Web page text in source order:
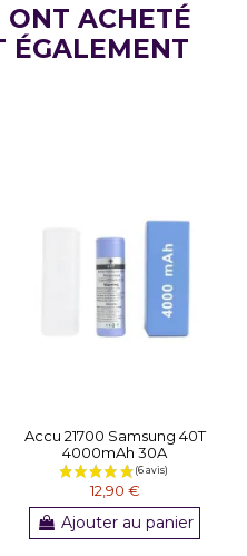
ONT ACHETÉ
ÉGALEMENT
Accu 21700 Samsung 40T
4000mAh 30A
12,90 €
Ajouter au panier